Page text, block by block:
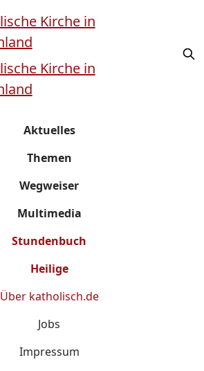
Aktuelles
Themen
Wegweiser
Multimedia
Stundenbuch
Heilige
Über katholisch.de
Jobs
Impressum